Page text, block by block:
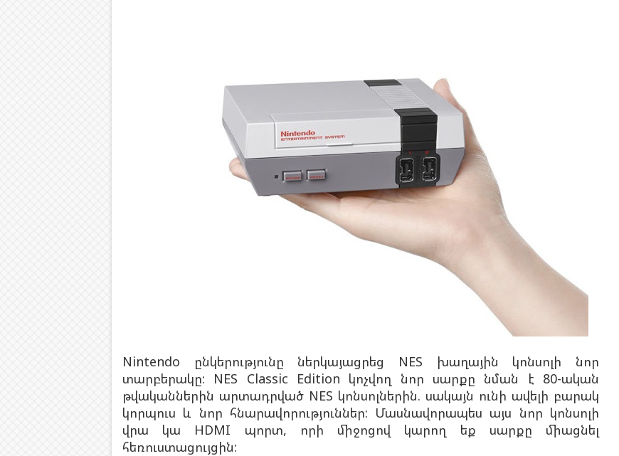
Nintendo ընկերությունը ներկայացրեց NES խաղային կոնսոլի նոր
տարբերակը: NES Classic Edition կոչվող նոր սարքը նման է 80-ական
թվականներին արտադրված NES կոնսոլներին. սակայն ունի ավելի բարակ
կորպուս և նոր հնարավորություններ: Մասնավորապես այս նոր կոնսոլի
վրա կա HDMI պորտ, որի միջոցով կարող եք սարքը միացնել
հեռուստացույցին: